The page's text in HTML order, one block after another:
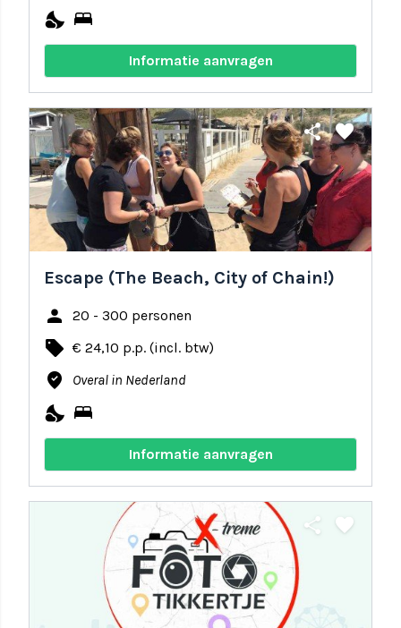
nights_stay bed
Informatie aanvragen
share favorite
Escape (The Beach, City of Chain!)
person 20 - 300 personen
local_offer € 24,10 p.p. (incl. btw)
where_to_vote Overal in Nederland
nights_stay bed
Informatie aanvragen
share favorite